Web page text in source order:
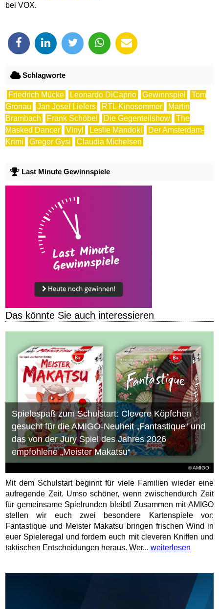
bei VOX.
Schlagworte
Friedrich Mücke Leonardo DiCaprio Gewinnspiel
Tom
Gronau
Jan Josef Liefers RTL Kinosommer
Martin
Brambach
Frank Schöbel Die Gegenteilshow
The
Masked Dancer
Vinyl Leslie Mandoki
Der Amsterdam-
Krimi
Gregor Gysi Claudia Michelsen
Last Minute Gewinnspiele
Das könnte Sie auch interessieren
© AMIGO
Spielespaß zum Schulstart: Clevere Köpfchen
gesucht für die AMIGO-Neuheit „Fantastique“ und
das von der Jury Spiel des Jahres 2026
empfohlene „Meister Makatsu“
Mit dem Schulstart beginnt für viele Familien wieder eine
aufregende Zeit. Umso schöner, wenn zwischendurch Zeit
für gemeinsame Spielrunden bleibt! Zusammen mit AMIGO
stellen wir euch zwei besondere Kartenspiele vor:
Fantastique und Meister Makatsu bringen frischen Wind in
euer Spieleregal und fordern euch mit cleveren Kniffen und
taktischen Entscheidungen heraus. Wer... weiterlesen